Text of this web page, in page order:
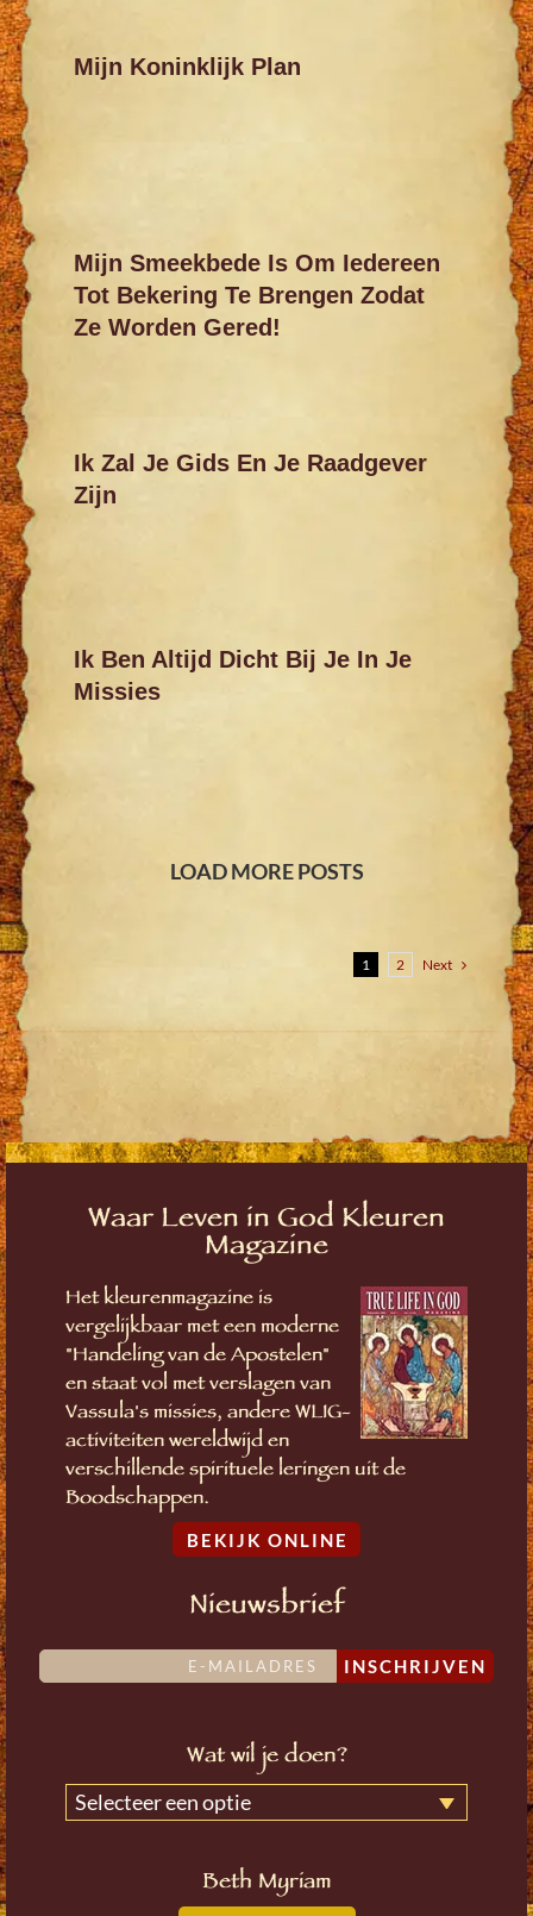
Mijn Koninklijk Plan
Mijn Smeekbede Is Om Iedereen
Tot Bekering Te Brengen Zodat
Ze Worden Gered!
Ik Zal Je Gids En Je Raadgever
Zijn
Ik Ben Altijd Dicht Bij Je In Je
Missies
LOAD MORE POSTS
1 2 Next
Waar Leven in God Kleuren
Magazine
Het kleurenmagazine is
vergelijkbaar met een moderne
"Handeling van de Apostelen"
en staat vol met verslagen van
Vassula's missies, andere WLIG-
activiteiten wereldwijd en
verschillende spirituele leringen uit de
Boodschappen.
BEKIJK ONLINE
Nieuwsbrief
INSCHRIJVEN
Wat wil je doen?
Selecteer een optie
Beth Myriam